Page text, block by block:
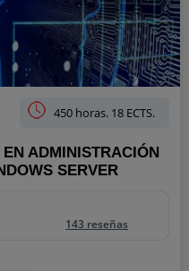
450 horas. 18 ECTS.
ADMINISTRACIÓN
SERVER
143 reseñas